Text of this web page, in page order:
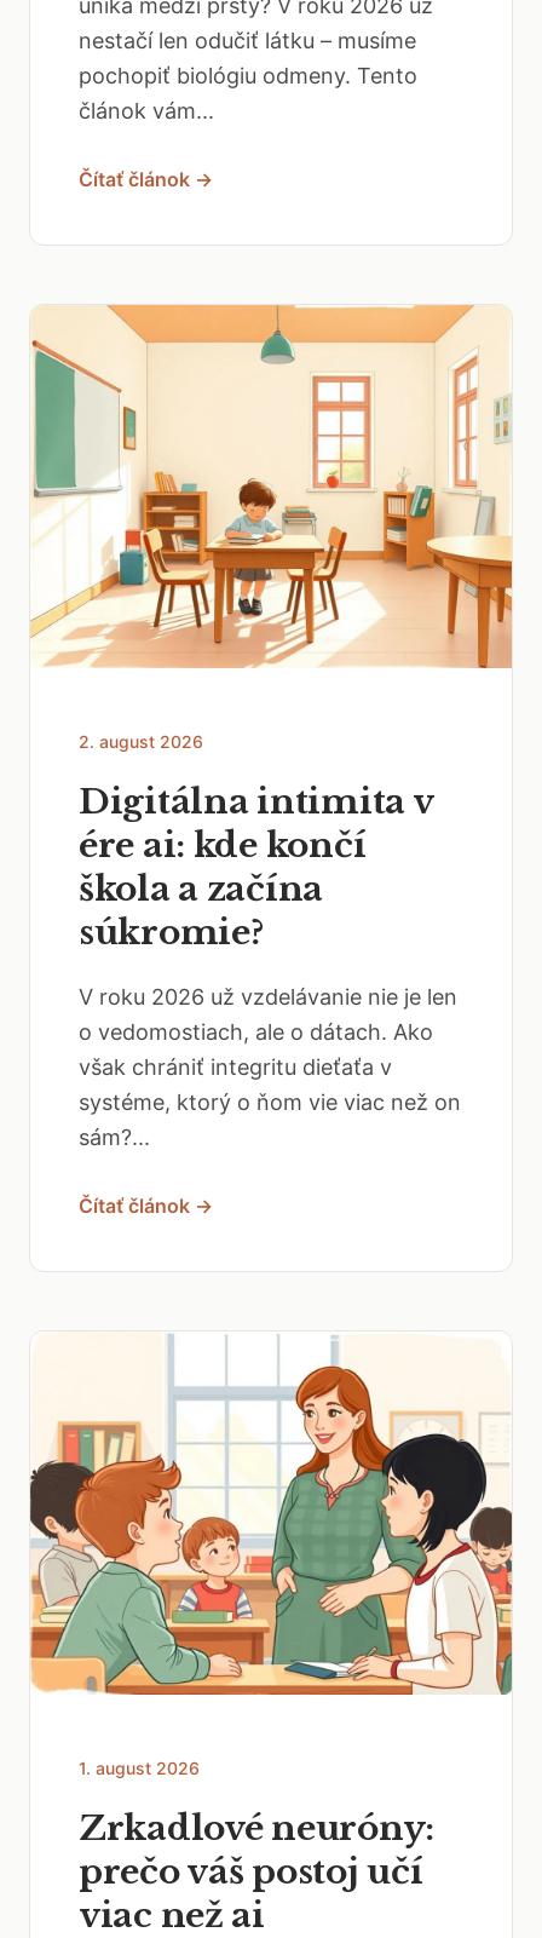
uniká medzi prsty? V roku 2026 už
nestačí len odučiť látku – musíme
pochopiť biológiu odmeny. Tento
článok vám...
Čítať článok →
2. august 2026
Digitálna intimita v
ére ai: kde končí
škola a začína
súkromie?
V roku 2026 už vzdelávanie nie je len
o vedomostiach, ale o dátach. Ako
však chrániť integritu dieťaťa v
systéme, ktorý o ňom vie viac než on
sám?...
Čítať článok →
1. august 2026
Zrkadlové neuróny:
prečo váš postoj učí
viac než ai